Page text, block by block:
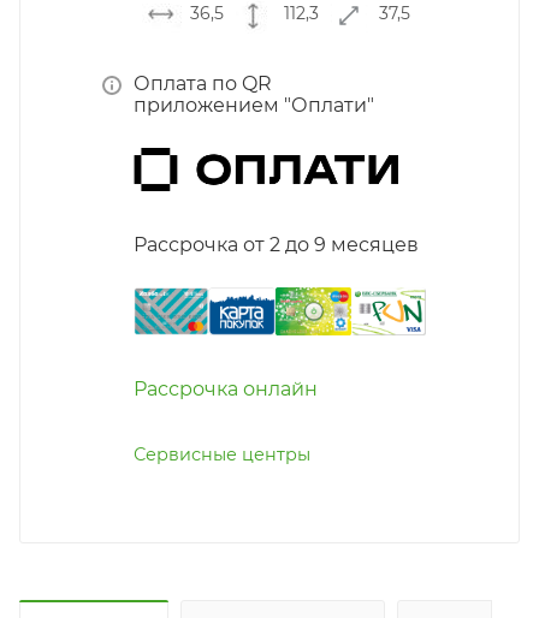
36,5 112,3 37,5
Оплата по QR
приложением "Оплати"
Рассрочка от 2 до 9 месяцев
Рассрочка онлайн
Сервисные центры